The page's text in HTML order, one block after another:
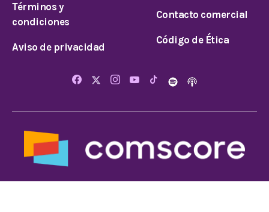
Términos y
condiciones
Aviso de privacidad
Contacto comercial
Código de Ética